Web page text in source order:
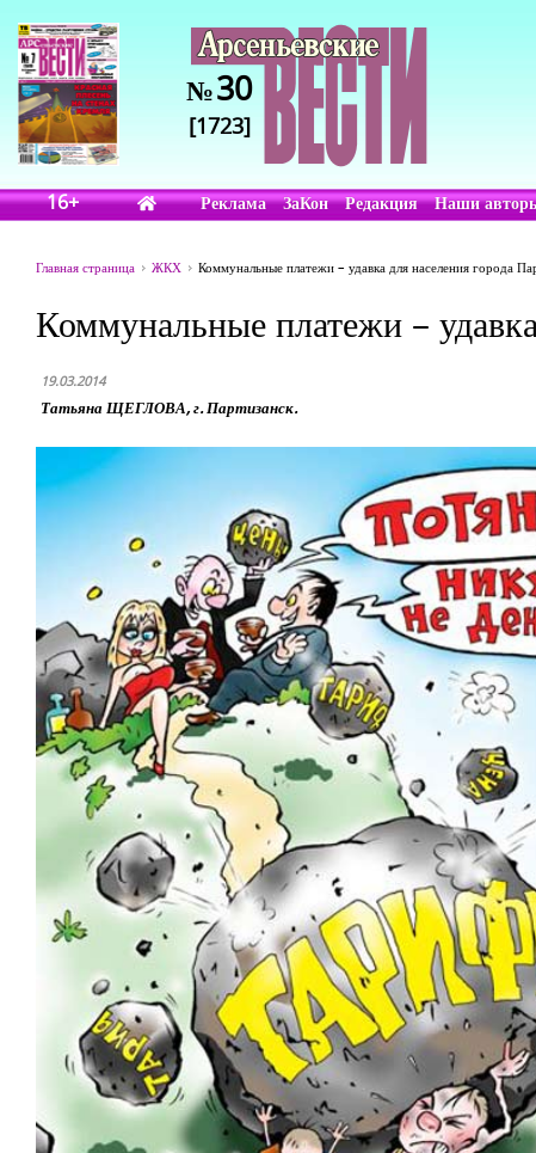
№30
[1723]
16+ Реклама ЗаКон Редакция Наши
Главная страница ЖКХ Коммунальные платежи – удавка для населения города
Коммунальные платежи –
19.03.2014
Татьяна ЩЕГЛОВА, г. Партизанск.